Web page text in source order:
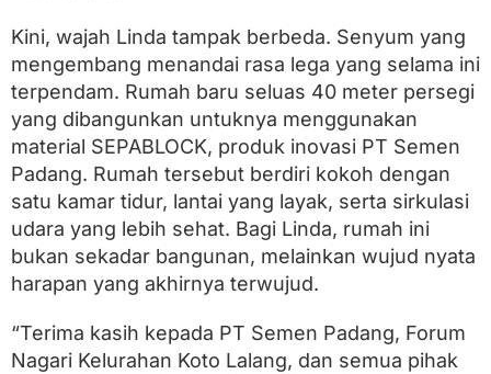
g
Kini, wajah Linda tampak berbeda. Senyum yang
mengembang menandai rasa lega yang selama ini
terpendam. Rumah baru seluas 40 meter persegi
yang dibangunkan untuknya menggunakan
material SEPABLOCK, produk inovasi PT Semen
Padang. Rumah tersebut berdiri kokoh dengan
satu kamar tidur, lantai yang layak, serta sirkulasi
udara yang lebih sehat. Bagi Linda, rumah ini
bukan sekadar bangunan, melainkan wujud nyata
harapan yang akhirnya terwujud.
“Terima kasih kepada PT Semen Padang, Forum
Nagari Kelurahan Koto Lalang, dan semua pihak